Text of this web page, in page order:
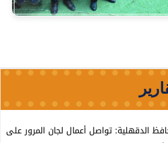
الدقهلية: تواصل أعمال لجان المرور على